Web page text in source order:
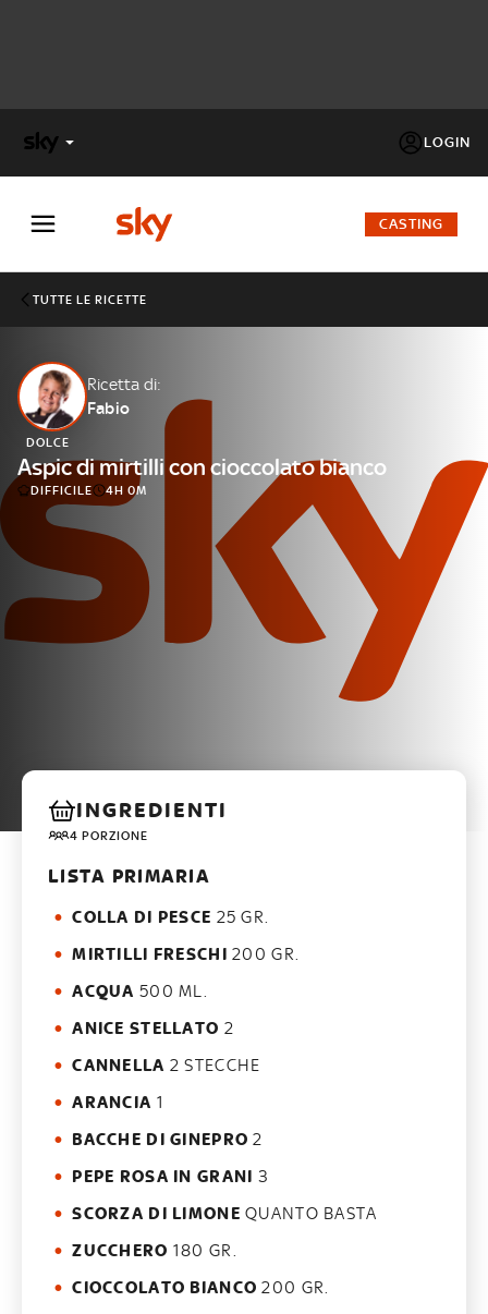
LOGIN
FACTOR
Cos’altro vedere:
PROGRAMMI SKY
Un mondo di offerte:
SKY.IT
NOW
CASTING
TUTTE LE RICETTE
Ricetta di:
Fabio
DOLCE
Aspic di mirtilli con cioccolato bianco
DIFFICILE 4H 0M
INGREDIENTI
4 PORZIONE
LISTA PRIMARIA
COLLA DI PESCE 25 GR.
MIRTILLI FRESCHI 200 GR.
ACQUA 500 ML.
ANICE STELLATO 2
CANNELLA 2 STECCHE
ARANCIA 1
BACCHE DI GINEPRO 2
PEPE ROSA IN GRANI 3
SCORZA DI LIMONE QUANTO BASTA
ZUCCHERO 180 GR.
CIOCCOLATO BIANCO 200 GR.